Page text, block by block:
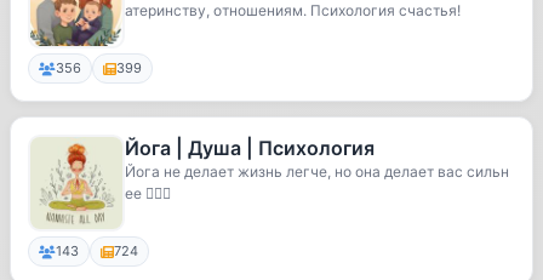
атеринству, отношениям. Психология счастья!
356 399
Йога | Душа | Психология
Йога не делает жизнь легче, но она делает вас сильн
ее 🧘🏼‍♀️
143 724